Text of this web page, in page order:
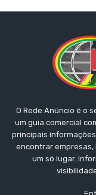
O Rede Anúncio é o
um guia comercial
principais
encontrar
um só lugar.